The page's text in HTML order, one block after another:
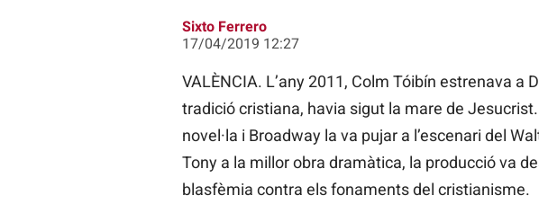
Sixto Ferrero
17/04/2019 12:27
VALÈNCIA. L’any 2011, Colm Tóibín estrenava
tradició cristiana, havia sigut la mare de
novel·la i Broadway la va pujar a l’escenari del
Tony a la millor obra dramàtica, la producció va
blasfèmia contra els fonaments del cristianisme.